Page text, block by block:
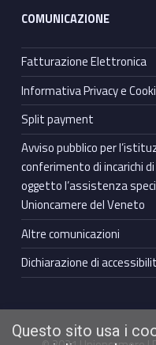
COMUNICAZIONE
Fatturazione Elettronica
Informativa Privacy e
Split payment
Avviso pubblico per
conferimento di incarichi
oggetto l’assistenza
Unioncamere del Veneto
Altre comunicazioni
Dichiarazione di
Questo sito usa i